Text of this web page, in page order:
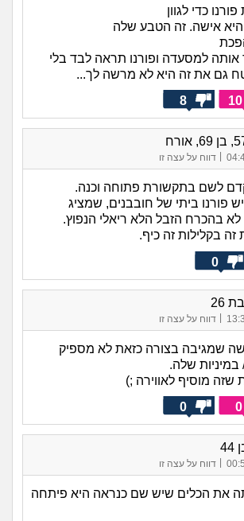
כדי לגוון
אישה. זה הטבע שלה
למסעדה ופורנו תראה לבד בלי
גם את זה היא לא מרשה לך...
10
8
דווח על עצה זו
פורנו ביתי של חובבנים, שמציג
בהכרח הזבל הלא ריאלי הנפוץ.
0
| דווח על עצה זו
שמגיבה בצורה כזאת לא מספיק
שלה.
שזה מוסיף לאווירה ;)
0
0
| דווח על עצה זו
את הכלים שיש שם כנראה היא פיתחה